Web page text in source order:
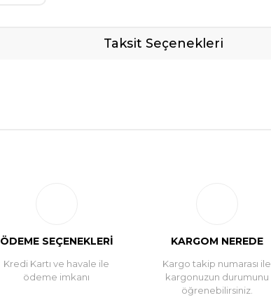
Taksit Seçenekleri
ÖDEME SEÇENEKLERİ
Kredi Kartı ve havale ile
ödeme imkanı
KARGOM NEREDE
Kargo takip numarası ile
kargonuzun durumunu
öğrenebilirsiniz.